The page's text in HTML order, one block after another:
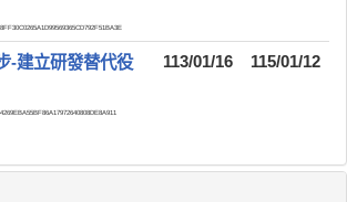
-建立研發替代役
113/01/16 115/01/12